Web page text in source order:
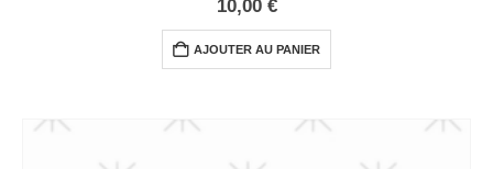
10,00 €
AJOUTER AU PANIER